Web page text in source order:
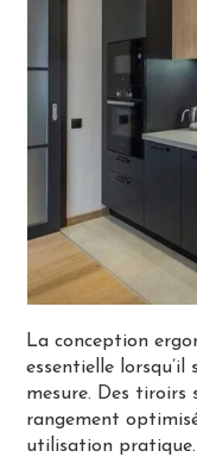
La conception
essentielle lorsqu’il
mesure. Des tiroirs
rangement
utilisation